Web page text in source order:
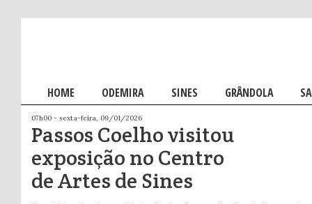
Menu principal
SALTAR PARA O CONTEÚDO PRIMÁRIO
SALTAR PARA O CONTEÚDO SECUNDÁRIO
HOME ODEMIRA SINES GRÂNDOLA
07h00 - sexta-feira, 09/01/2026
Passos Coelho visitou
exposição no Centro
de Artes de Sines